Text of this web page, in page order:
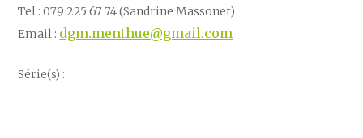
Tel : 079 225 67 74 (Sandrine Massonet)
Email : dgm.menthue@gmail.com
Série(s) :